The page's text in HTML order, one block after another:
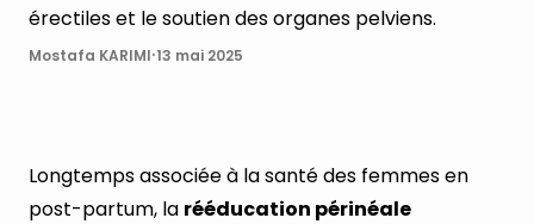
érectiles et le soutien des organes pelviens.
Mostafa KARIMI·13 mai 2025
Longtemps associée à la santé des femmes en
post-partum, la rééducation périnéale